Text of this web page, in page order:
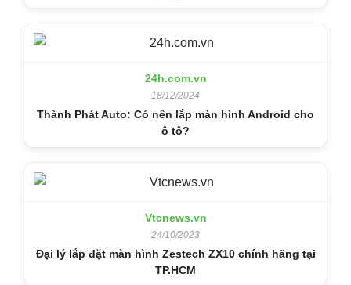
24h.com.vn
18/12/2024
Thành Phát Auto: Có nên lắp màn hình Android cho
ô tô?
Vtcnews.vn
24/10/2023
Đại lý lắp đặt màn hình Zestech ZX10 chính hãng tại
TP.HCM